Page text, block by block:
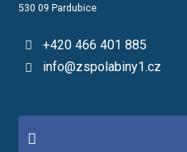
530 09 Pardubice
+420 466 401 885
info@zspolabiny1.cz